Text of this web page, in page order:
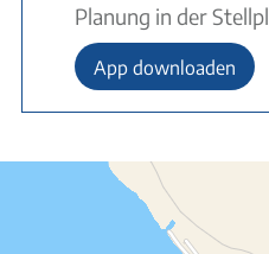
Planung in der
App downloaden